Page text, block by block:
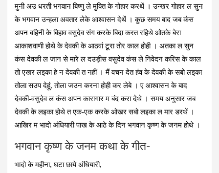
मुनी अउ धरती भगवान बिष्‍णु ले मुक्ति के गोहार करथें । उन्‍खर गोहार ल सुन
के भगवान उन्‍हला अवतार लेके आश्‍वासन देथें । कुछ समय बाद जब कंस
अपन बहिनी के बिहाव वसुदेव संग करके बिदा करत रहिथे ओतके बेरा
आकाशवाणी होथे के देवकी के आठवां टूूरा तोर काल होही । अतका ल सुन
कंस देवकी ल जान से मारे ल दउड़ीस वसुदेव कंस ले निवेदन करिस के काल
तो एखर लइका हे न देवकी त नहीं । मैं वचन देत हंव के देवकी के सबो लइका
तोला सउप देहूं, तोला जउन करना होही कर लेबे । ए आश्‍वासन के बाद
देवकी-वसुदेव ल कंस अपन कारागार म बंद करा देथे । समय अनुसार जब
देवकी के लइका होथे त एक-एक करके ओखर सबो लइका ल मार डरथें ।
आखिर म भादो अंधियारी पाख के आठे के दिन भगवान कृष्‍ण के जनम होथे ।
भगवान कृष्‍ण के जनम कथा के गीत-
भादो के महीना, घटा छाये अंधियारी,